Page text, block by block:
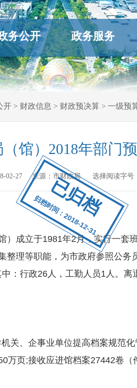
已归档
归档时间：2018-12-31
务公开 政务服务
开> 财政信息 > 财政预决算> 一级预
馆）2018年部门
02-27 来源： 市财政局选择阅读字号
立于1981年2月，实行一套
理等职能，为市政府参照公务
：行政26人，工勤人员1人。
、企事业单位提高档案规范化
万页;接收应进馆档案27442卷